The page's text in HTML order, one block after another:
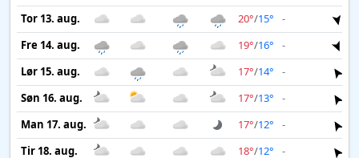
Tor 13. aug.
20°/15° -
Fre 14. aug.
19°/16° -
Lør 15. aug.
17°/14° -
Søn 16. aug.
17°/13° -
Man 17. aug.
17°/12° -
Tir 18. aug.
18°/12° -